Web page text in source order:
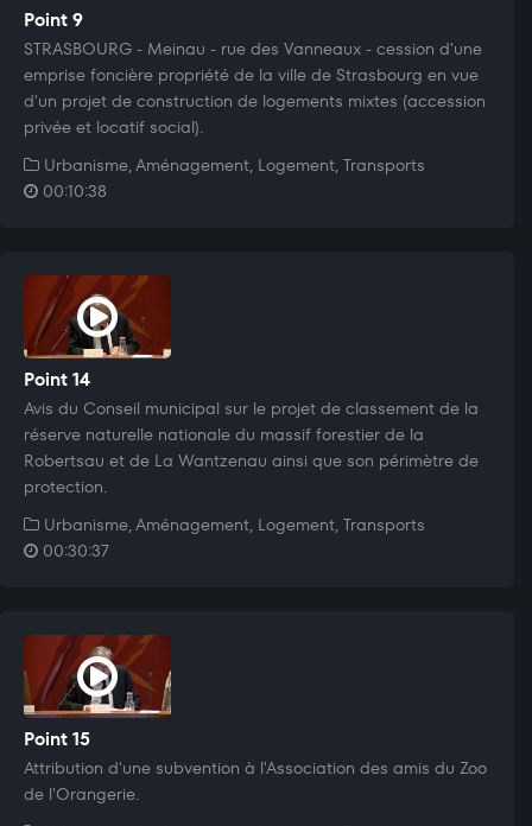
Point 9
STRASBOURG - Meinau - rue des Vanneaux - cession d'une
emprise foncière propriété de la ville de Strasbourg en vue
d'un projet de construction de logements mixtes (accession
privée et locatif social).
Urbanisme, Aménagement, Logement, Transports
00:10:38
Point 14
Avis du Conseil municipal sur le projet de classement de la
réserve naturelle nationale du massif forestier de la
Robertsau et de La Wantzenau ainsi que son périmètre de
protection.
Urbanisme, Aménagement, Logement, Transports
00:30:37
Point 15
Attribution d'une subvention à l'Association des amis du Zoo
de l'Orangerie.